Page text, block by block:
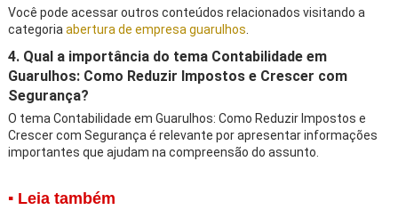
Você pode acessar outros conteúdos relacionados visitando a
categoria abertura de empresa guarulhos
4. Qual a importância do tema Contabilidade em
Guarulhos: Como Reduzir Impostos e Crescer com
Segurança?
O tema Contabilidade em Guarulhos: Como Reduzir Impostos e
Crescer com Segurança é relevante por apresentar informações
importantes que ajudam na compreensão do assunto.
▪ Leia também